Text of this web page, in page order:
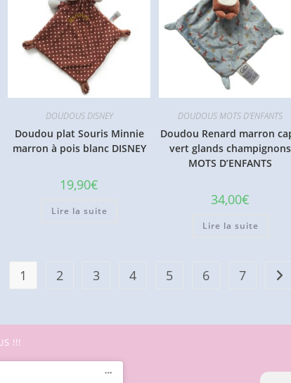
DOUDOUS DISNEY
Doudou plat Souris Minnie
marron à pois blanc DISNEY
19,90€
Lire la suite
DOUDOUS MOTS D'ENFANTS
Doudou Renard marron
vert glands champignons
MOTS D’ENFANTS
34,00€
Lire la suite
1 2 3 4 5 6 7
!!!